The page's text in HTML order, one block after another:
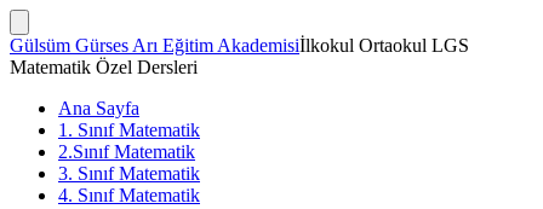
İçeriğe
atla
Arama
Çubuğunu
Göster/Gizle
Gülsüm Gürses Arı Eğitim Akademisiİlkokul Ortaokul LGS
Matematik Özel Dersleri
Ana Sayfa
1. Sınıf Matematik
2.Sınıf Matematik
3. Sınıf Matematik
4. Sınıf Matematik